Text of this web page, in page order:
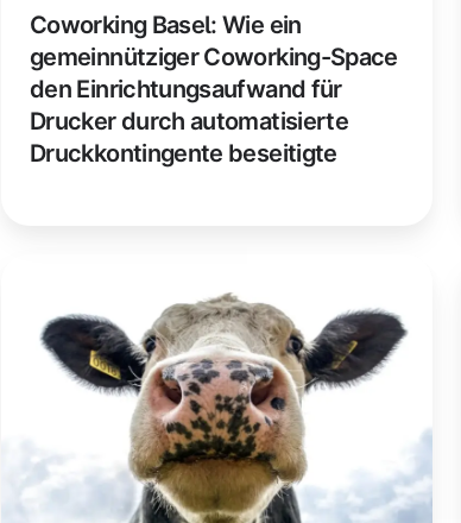
durch
automatisierte
Druckkontingente
beseitigte
Coworking Basel: Wie ein
gemeinnütziger Coworking-Space
den Einrichtungsaufwand für
Drucker durch automatisierte
Druckkontingente beseitigte
Deutschlands
Molkereigenossenschaft
über